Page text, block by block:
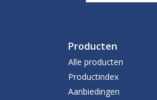
Producten
Alle producten
Productindex
Aanbiedingen